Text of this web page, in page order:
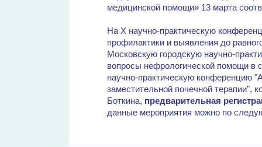
медицинской помощи» 13 марта
На X научно-практическую
профилактики и выявления до
Московскую городскую научно-
вопросы нефрологической помощи в
научно-практическую конференцию
заместительной почечной терапии",
Боткина, предварительная
данные мероприятия можно по